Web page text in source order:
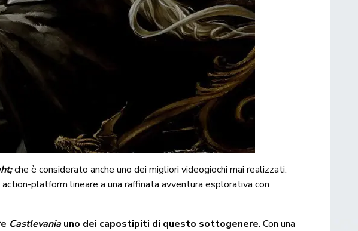
che è considerato anche uno dei migliori videogiochi mai realizzati.
platform lineare a una raffinata avventura esplorativa con
Castlevania uno dei capostipiti di questo sottogenere. Con una